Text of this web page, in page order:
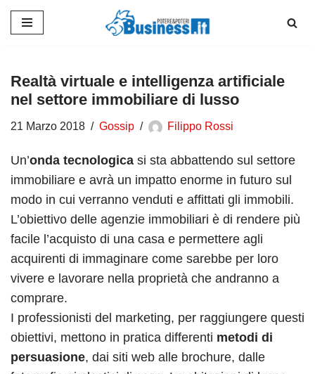
contenuto
Realtà virtuale e intelligenza artificiale
nel settore immobiliare di lusso
21 Marzo 2018 Gossip Filippo Rossi
Un’onda tecnologica si sta abbattendo sul settore
immobiliare e avrà un impatto enorme in futuro sul
modo in cui verranno venduti e affittati gli immobili.
L’obiettivo delle agenzie immobiliari è di rendere più
facile l’acquisto di una casa e permettere agli
acquirenti di immaginare come sarebbe per loro
vivere e lavorare nella proprietà che andranno a
comprare.
I professionisti del marketing, per raggiungere questi
obiettivi, mettono in pratica differenti metodi di
persuasione, dai siti web alle brochure, dalle